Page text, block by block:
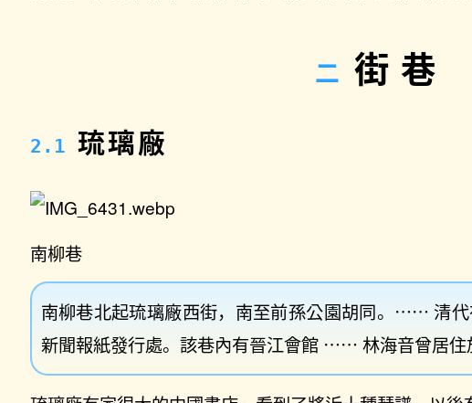
街巷
琉璃廠
南柳巷
南柳巷北起琉璃廠西街，南至前孫公園胡同。⋯⋯ 清
新聞報紙發行處。該巷內有晉江會館 ⋯⋯ 林海音曾居住